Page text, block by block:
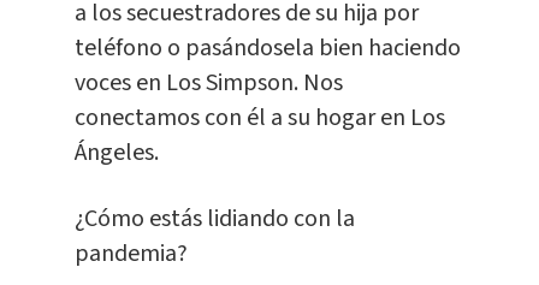
a los secuestradores de su hija por
teléfono o pasándosela bien haciendo
voces en Los Simpson. Nos
conectamos con él a su hogar en Los
Ángeles.
¿Cómo estás lidiando con la
pandemia?